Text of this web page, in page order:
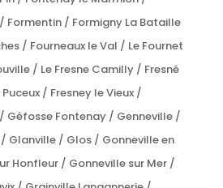
Formentin / Formigny La Bataille
/ Fourneaux le Val / Le Fournet
/ Le Fresne Camilly / Fresné
/ Fresney le Vieux /
Géfosse Fontenay / Genneville /
Glanville / Glos / Gonneville en
Honfleur / Gonneville sur Mer /